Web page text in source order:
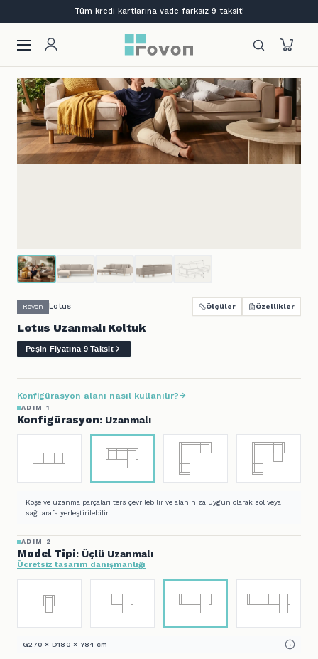
Lansmana özel %12 indirim + ilk siparişe %10
Rovon Lotus Ölçüler Özellikler
Lotus Uzanmalı Koltuk
Peşin Fiyatına 9 Taksit
Konfigürasyon alanı nasıl kullanılır?
ADIM 1
Konfigürasyon: Uzanmalı
Köşe ve uzanma parçaları ters çevrilebilir ve alanınıza uygun olarak sol veya
sağ tarafa yerleştirilebilir.
ADIM 2
Model Tipi: Üçlü Uzanmalı
Ücretsiz tasarım danışmanlığı
G270 × D180 × Y84 cm